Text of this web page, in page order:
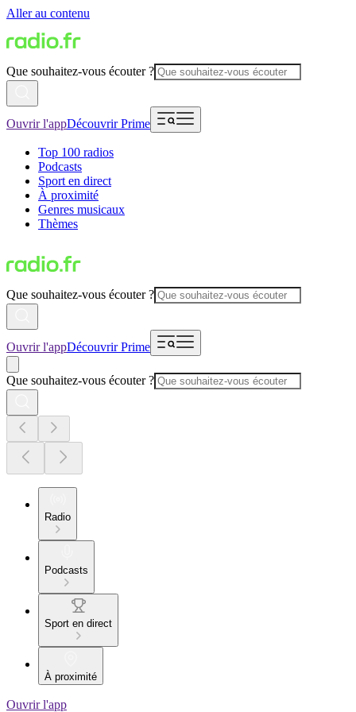
Aller au contenu
Que souhaitez-vous écouter ?
Ouvrir l'appDécouvrir Prime
Top 100 radios
Podcasts
Sport en direct
À proximité
Genres musicaux
Thèmes
Que souhaitez-vous écouter ?
Ouvrir l'appDécouvrir Prime
Que souhaitez-vous écouter ?
Radio
Podcasts
Sport en direct
À proximité
Ouvrir l'app